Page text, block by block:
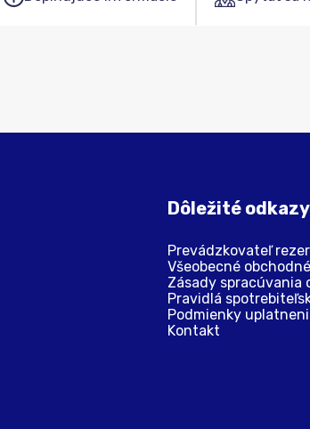
Dôležité odkazy
Prevádzkovateľ
Všeobecné
Zásady spracúvania
Pravidlá
Podmienky
Kontakt